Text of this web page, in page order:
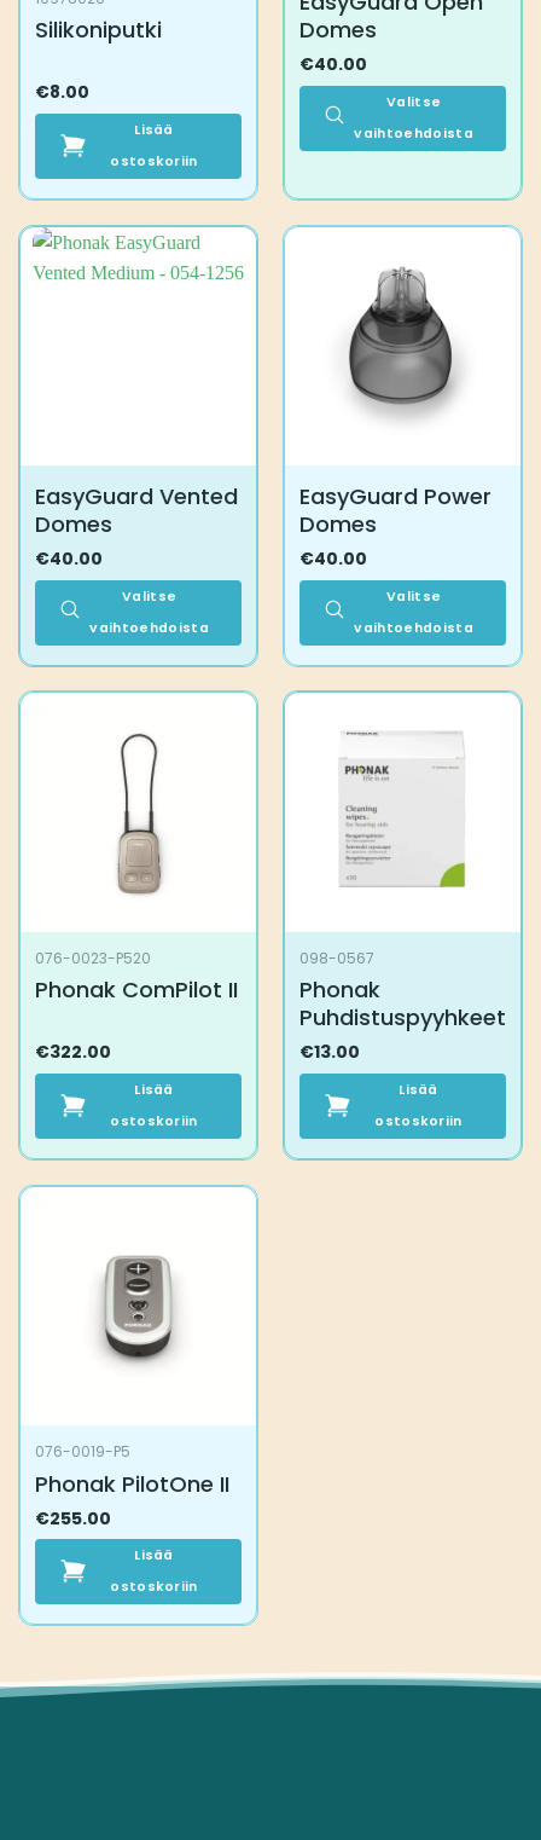
Silikoniputki
€8.00
Lisää
ostoskoriin
Domes
€40.00
Valitse
vaihtoehdoista
muunnelma.
valinnat
tuotteen
EasyGuard Vented
Domes
€40.00
Valitse
vaihtoehdoista
muunnelma.
EasyGuard Power
Domes
€40.00
Valitse
vaihtoehdoista
useampi
muunnelma.
tehdä
valinnat
tuotteen
sivulla.
076-0023-P520
Phonak ComPilot II
€322.00
Lisää
ostoskoriin
098-0567
Phonak
Puhdistuspyyhkeet
€13.00
Lisää
ostoskoriin
076-0019-P5
Phonak PilotOne II
€255.00
Lisää
ostoskoriin